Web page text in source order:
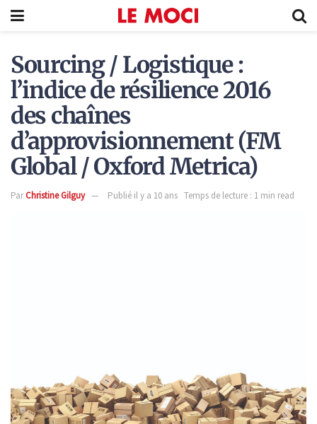
Sourcing / Logistique :
l’indice de résilience 2016
des chaînes
d’approvisionnement (FM
Global / Oxford Metrica)
ParChristine Gilguy Publié il y a 10 ans Temps de lecture : 1 min read